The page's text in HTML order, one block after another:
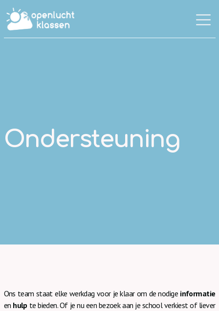
Ondersteuning
Ons team staat elke werkdag voor je klaar om de nodige informatie
en hulp te bieden. Of je nu een bezoek aan je school verkiest of liever